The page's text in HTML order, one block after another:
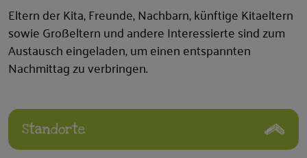
Eltern der Kita, Freunde, Nachbarn, künftige Kitaeltern
sowie Großeltern und andere Interessierte sind zum
Austausch eingeladen, um einen entspannten
Nachmittag zu verbringen.
Standorte